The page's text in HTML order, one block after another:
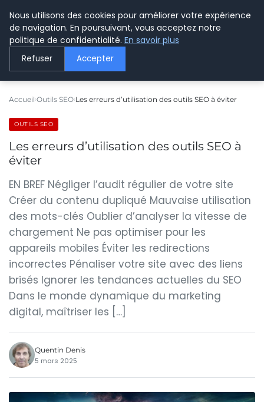
LE WEBMARKETING
Accueil Outils SEO Les erreurs d’utilisation des outils SEO à éviter
OUTILS SEO
Les erreurs d’utilisation des outils SEO à
éviter
EN BREF Négliger l’audit régulier de votre site
Créer du contenu dupliqué Mauvaise utilisation
des mots-clés Oublier d’analyser la vitesse de
chargement Ne pas optimiser pour les
appareils mobiles Éviter les redirections
incorrectes Pénaliser votre site avec des liens
brisés Ignorer les tendances actuelles du SEO
Dans le monde dynamique du marketing
digital, maîtriser les […]
Quentin Denis
5 mars 2025
Nous utilisons des cookies pour améliorer votre expérience
de navigation. En poursuivant, vous acceptez notre
politique de confidentialité. En savoir plus
Refuser Accepter